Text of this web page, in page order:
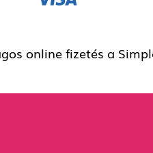
online fizetés a